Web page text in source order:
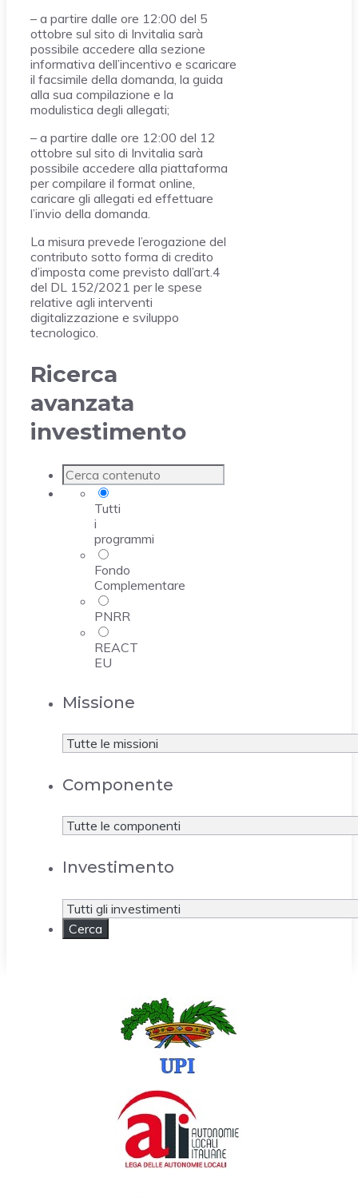
– a partire dalle ore 12:00 del 5
ottobre sul sito di Invitalia sarà
possibile accedere alla sezione
informativa dell’incentivo e scaricare
il facsimile della domanda, la guida
alla sua compilazione e la
modulistica degli allegati;
– a partire dalle ore 12:00 del 12
ottobre sul sito di Invitalia sarà
possibile accedere alla piattaforma
per compilare il format online,
caricare gli allegati ed effettuare
l’invio della domanda.
La misura prevede l’erogazione del
contributo sotto forma di credito
d’imposta come previsto dall’art.4
del DL 152/2021 per le spese
relative agli interventi
digitalizzazione e sviluppo
tecnologico.
Ricerca
avanzata
investimento
Tutti
i
programmi
Fondo
Complementare
PNRR
REACT
EU
Missione
Componente
Investimento